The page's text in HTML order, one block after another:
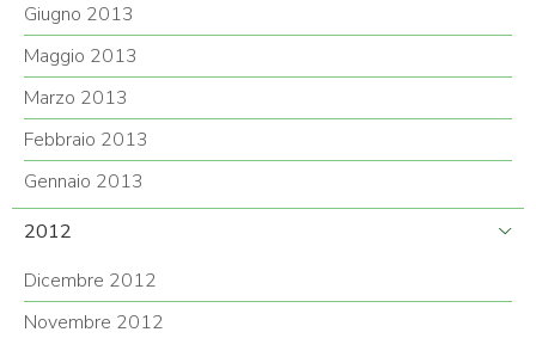
Giugno 2013
Maggio 2013
Marzo 2013
Febbraio 2013
Gennaio 2013
2012
Dicembre 2012
Novembre 2012